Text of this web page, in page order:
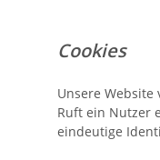
Cookies
Unsere
Ruft ein Nutzer
eindeutige